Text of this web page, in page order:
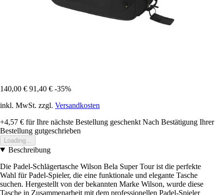
140,00 € 91,40 € -35%
inkl. MwSt. zzgl. Versandkosten
+4,57 € für Ihre nächste Bestellung geschenkt Nach Bestätigung Ihrer
Bestellung gutgeschrieben
Loading...
Beschreibung
Die Padel-Schlägertasche Wilson Bela Super Tour ist die perfekte
Wahl für Padel-Spieler, die eine funktionale und elegante Tasche
suchen. Hergestellt von der bekannten Marke Wilson, wurde diese
Tasche in Zusammenarbeit mit dem professionellen Padel-Spieler